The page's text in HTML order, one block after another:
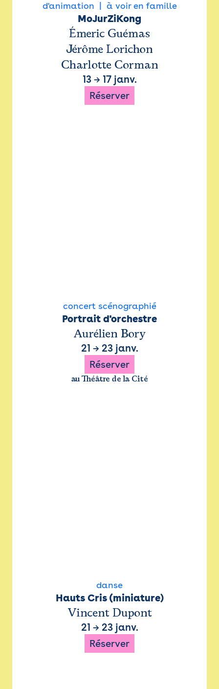
d'animation
à voir en famille
MoJurZiKong
Émeric Guémas
Jérôme Lorichon
Charlotte Corman
13→ 17 janv.
Réserver
concert scénographié
Portrait d'orchestre
Aurélien Bory
21 → 23 janv.
Réserver
au Théâtre de la Cité
danse
Hauts Cris (miniature)
Vincent Dupont
21 → 23 janv.
Réserver